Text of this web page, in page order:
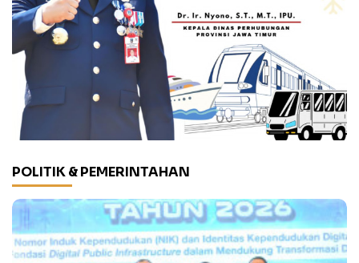
POLITIK & PEMERINTAHAN